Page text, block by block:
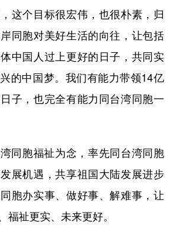
这个目标很宏伟，也很朴素，归
同胞对美好生活的向往，让包括
中国人过上更好的日子，共同实
的中国梦。我们有能力带领14亿
子，也完全有能力同台湾同胞一
胞福祉为念，率先同台湾同胞
展机遇，共享祖国大陆发展进步
胞办实事、做好事、解难事，让
福祉更实、未来更好。